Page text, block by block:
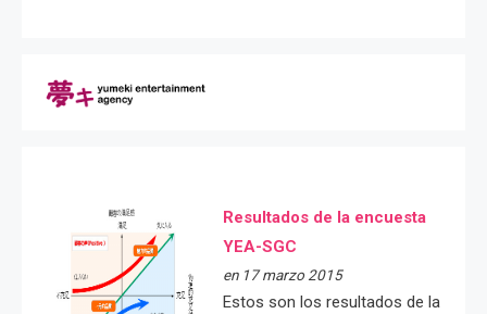
Resultados de la encuesta
YEA-SGC
en 17 marzo 2015
Estos son los resultados de la